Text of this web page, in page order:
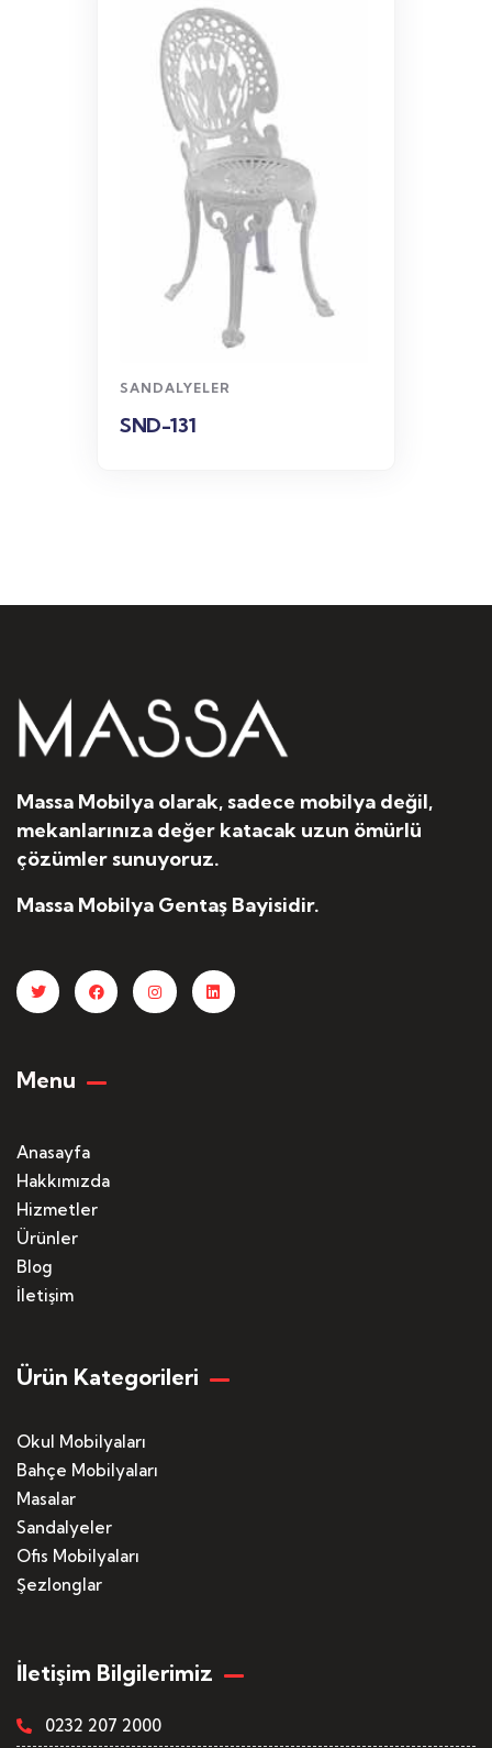
WhatsApp
Sipariş
SANDALYELER
SND-131
Massa Mobilya olarak, sadece mobilya değil,
mekanlarınıza değer katacak uzun ömürlü
çözümler sunuyoruz.
Massa Mobilya Gentaş Bayisidir.
Menu
Anasayfa
Hakkımızda
Hizmetler
Ürünler
Blog
İletişim
Ürün Kategorileri
Okul Mobilyaları
Bahçe Mobilyaları
Masalar
Sandalyeler
Ofis Mobilyaları
Şezlonglar
İletişim Bilgilerimiz
0232 207 2000